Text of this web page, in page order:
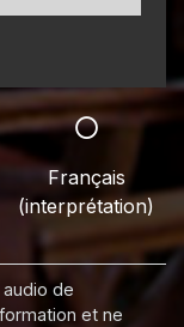
Français
(interprétation)
de
et ne